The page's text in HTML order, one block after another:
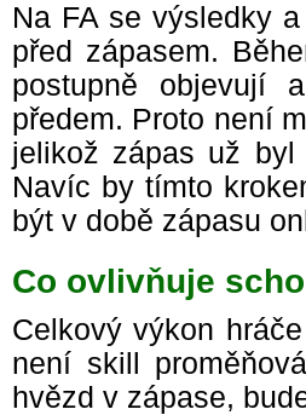
Na FA se výsledky
před zápasem.
postupně objevují
předem. Proto není
jelikož zápas už byl
Navíc by tímto
být v době zápasu
Co ovlivňuje
Celkový výkon
není skill
hvězd v zápase,